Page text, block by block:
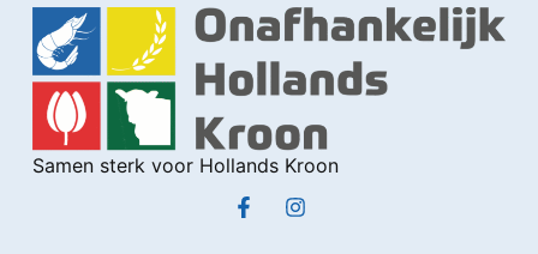
Samen sterk voor Hollands Kroon